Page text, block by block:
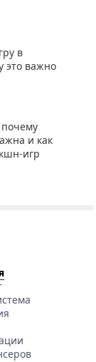
в
это важно
и как
игр